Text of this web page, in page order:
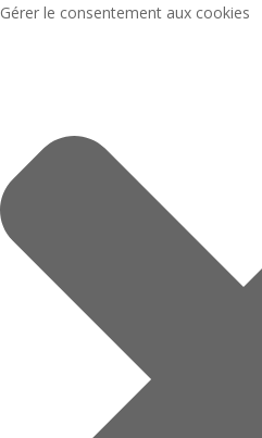
Gérer le consentement aux cookies